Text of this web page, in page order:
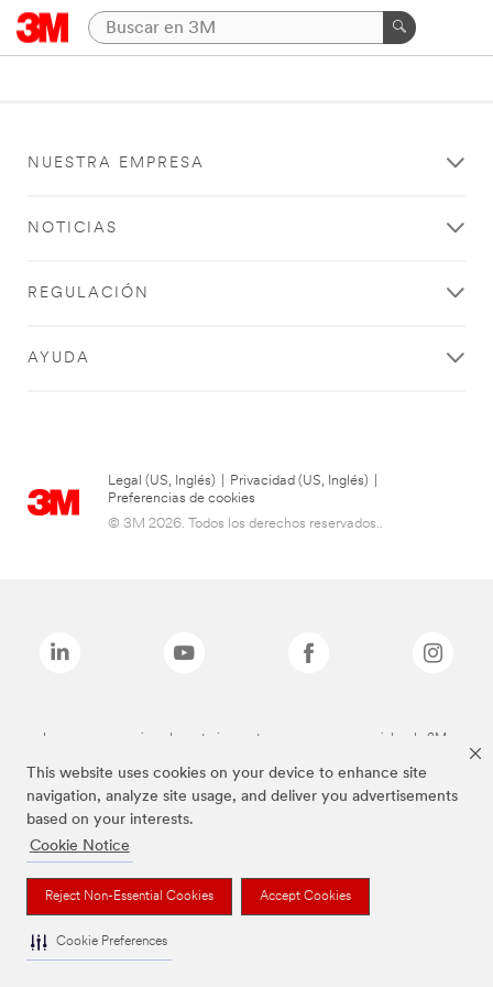
This website uses cookies on your device to enhance site
navigation, analyze site usage, and deliver you advertisements
based on your interests.
Cookie Notice
Reject Non-Essential Cookies Accept Cookies
Cookie Preferences
NUESTRA EMPRESA
NOTICIAS
REGULACIÓN
AYUDA
Legal (US, Inglés) Privacidad (US, Inglés)
Preferencias de cookies
© 3M 2026. Todos los derechos reservados..
Las marcas mencionadas anteriormente son marcas comerciales de 3M.